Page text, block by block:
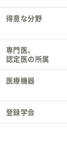
得意な分野
専門医、
認定医の所属
医療機器
登録学会